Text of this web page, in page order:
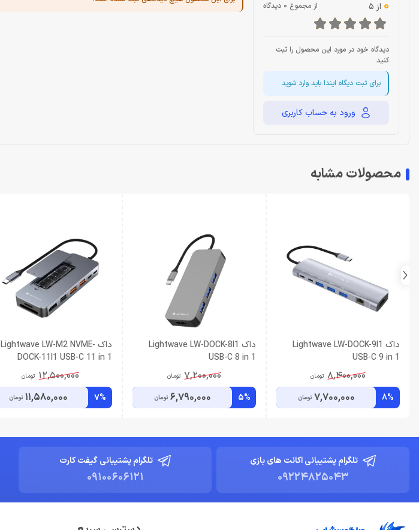
0 از 5 از مجموع 0 دیدگاه
دیدگاه خود در مورد این محصول را ثبت
کنید
برای ثبت دیگاه ایندا باید وارد شوید
ورود به حساب کاربری
محصولات مشابه
داک Lightwave LW-DOCK-9I1
USB-C 9 in 1
8,400,000 تومان
8%
7,700,000 تومان
داک Lightwave LW-DOCK-8I1
USB-C 8 in 1
7,200,000 تومان
5%
6,790,000 تومان
داک Lightwave LW-M2 NVME-
DOCK-11I1 USB-C 11 in 1
12,500,000 تومان
7%
11,580,000 تومان
تلگرام پشتیبانی اکانت های بازی
09224825043
تلگرام پشتیبانی گیفت کارت
09100606121